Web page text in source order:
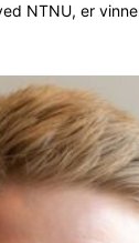
NTNU, er